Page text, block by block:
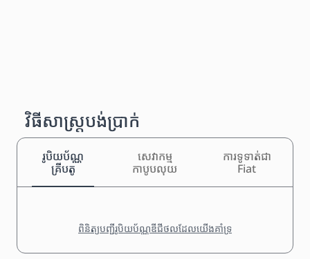
វិធីសាស្រ្តបង់ប្រាក់
រូបិយប័ណ្ណ
គ្រីបតូ
សេវាកម្ម
កាបូបលុយ
ការទូទាត់ជា
Fiat
ពិនិត្យបញ្ជីរូបិយប័ណ្ណឌីជីថលដែលយើងគាំទ្រ